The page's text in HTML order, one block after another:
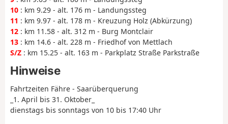
10 : km 9.29 - alt. 176 m - Landungssteg
11 : km 9.97 - alt. 178 m - Kreuzung Holz (Abkürzung)
12 : km 11.58 - alt. 312 m - Burg Montclair
13 : km 14.6 - alt. 228 m - Friedhof von Mettlach
S/Z : km 15.25 - alt. 163 m - Parkplatz Straße Parkstraße
Hinweise
Fahrtzeiten Fähre - Saarüberquerung
_1. April bis 31. Oktober_
dienstags bis sonntags von 10 bis 17:40 Uhr